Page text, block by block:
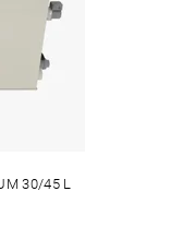
30/45 L